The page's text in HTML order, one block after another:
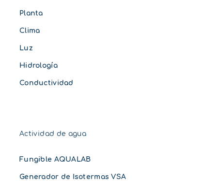
Planta
Clima
Luz
Hidrología
Conductividad
Actividad de agua
Fungible AQUALAB
Generador de Isotermas VSA